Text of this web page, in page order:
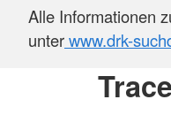
Alle Informationen
unterwww.drk-